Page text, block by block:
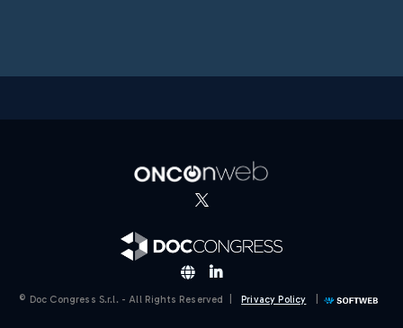
© Doc Congress S.r.l. - All Rights Reserved | Privacy Policy |